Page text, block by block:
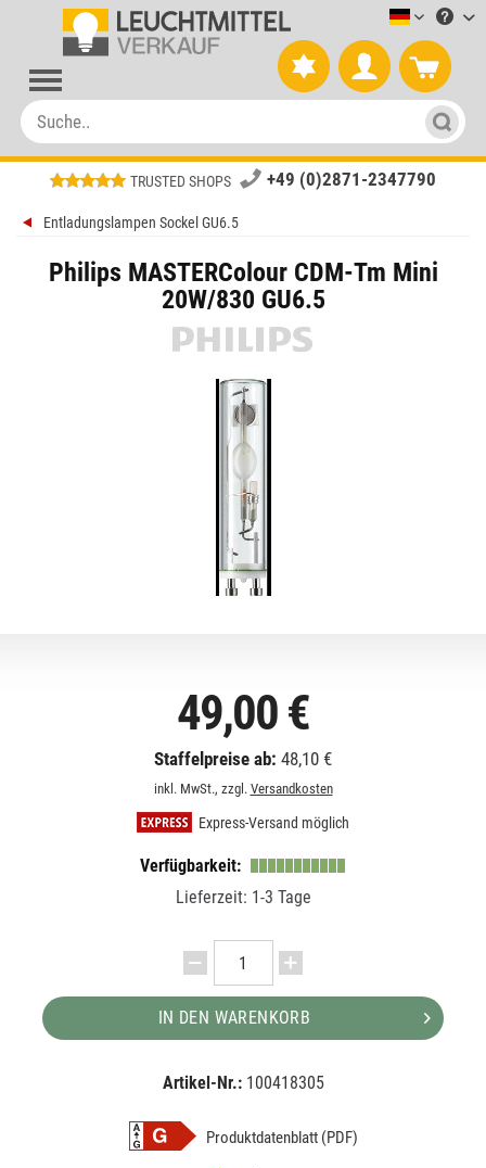
TRUSTED SHOPS +49 (0)2871-2347790
Entladungslampen Sockel GU6.5
Philips MASTERColour CDM-Tm Mini
20W/830 GU6.5
49,00 €
Staffelpreise ab: 48,10 €
inkl. MwSt., zzgl. Versandkosten
Express-Versand möglich
Verfügbarkeit:
Lieferzeit: 1-3 Tage
IN DEN WARENKORB
Artikel-Nr.: 100418305
Produktdatenblatt (PDF)